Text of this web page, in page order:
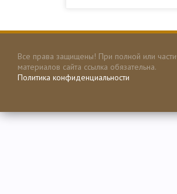
Все права защищены! При полной или
материалов сайта ссылка обязательна.
Политика конфиденциальности